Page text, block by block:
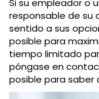
Si su empleador o
responsable de su
sentido a sus
posible para
tiempo limitado
póngase en
posible para saber